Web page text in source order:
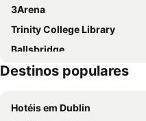
3Arena
Trinity College Library
Ballsbridge
Aviva Stadium
St Stephens Green
Destinos populares
Hotéis em Dublin